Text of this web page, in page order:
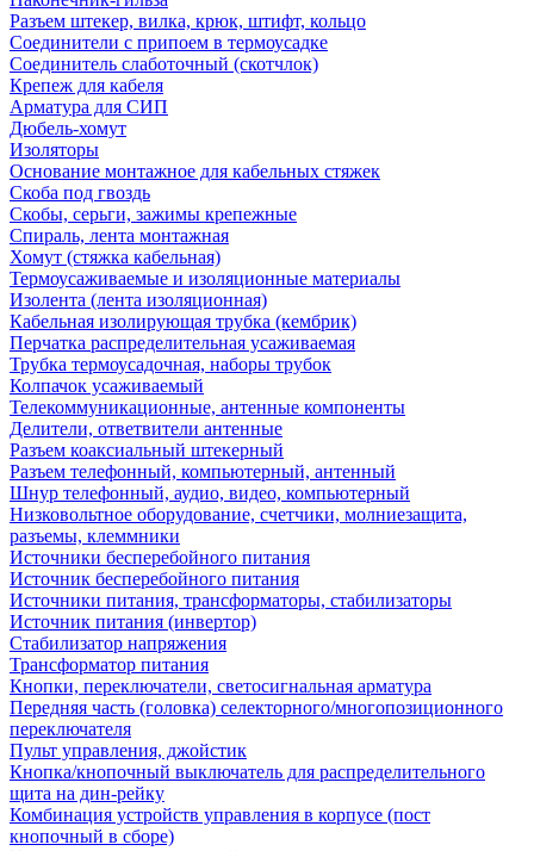
Разъем штекер, вилка, крюк, штифт, кольцо
Соединители с припоем в термоусадке
Соединитель слаботочный (скотчлок)
Крепеж для кабеля
Арматура для СИП
Дюбель-хомут
Изоляторы
Основание монтажное для кабельных стяжек
Скоба под гвоздь
Скобы, серьги, зажимы крепежные
Спираль, лента монтажная
Хомут (стяжка кабельная)
Термоусаживаемые и изоляционные материалы
Изолента (лента изоляционная)
Кабельная изолирующая трубка (кембрик)
Перчатка распределительная усаживаемая
Трубка термоусадочная, наборы трубок
Колпачок усаживаемый
Телекоммуникационные, антенные компоненты
Делители, ответвители антенные
Разъем коаксиальный штекерный
Разъем телефонный, компьютерный, антенный
Шнур телефонный, аудио, видео, компьютерный
Низковольтное оборудование, счетчики, молниезащита,
разъемы, клеммники
Источники бесперебойного питания
Источник бесперебойного питания
Источники питания, трансформаторы, стабилизаторы
Источник питания (инвертор)
Стабилизатор напряжения
Трансформатор питания
Кнопки, переключатели, светосигнальная арматура
Передняя часть (головка) селекторного/многопозиционного
переключателя
Пульт управления, джойстик
Кнопка/кнопочный выключатель для распределительного
щита на дин-рейку
Комбинация устройств управления в корпусе (пост
кнопочный в сборе)